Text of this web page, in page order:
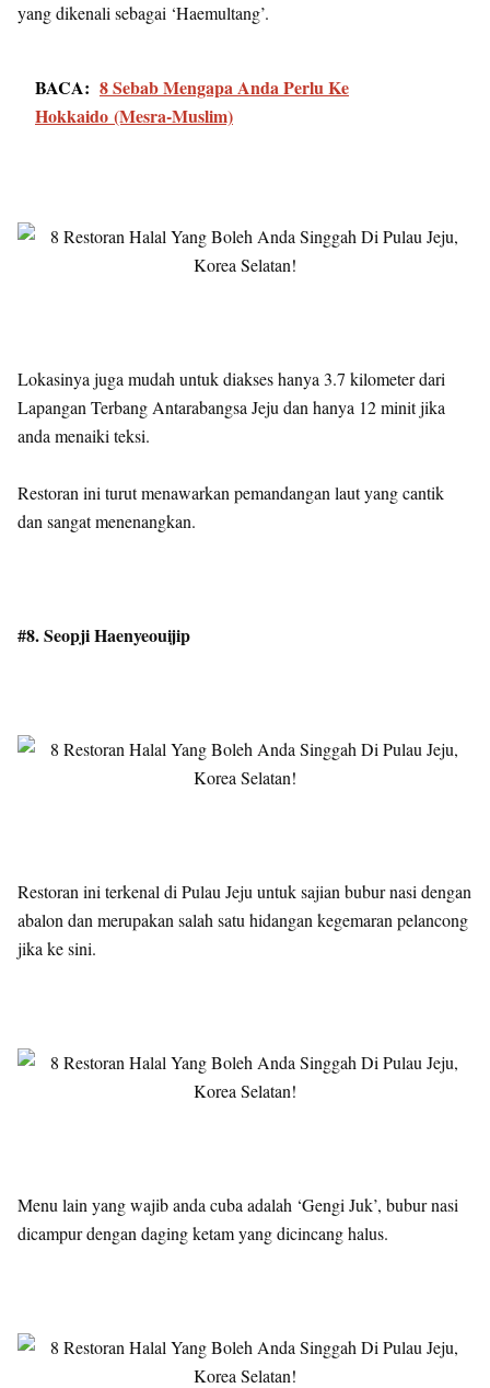
yang dikenali sebagai ‘Haemultang’.
BACA: 8 Sebab Mengapa Anda Perlu Ke
Hokkaido (Mesra-Muslim)
Lokasinya juga mudah untuk diakses hanya 3.7 kilometer dari
Lapangan Terbang Antarabangsa Jeju dan hanya 12 minit jika
anda menaiki teksi.
Restoran ini turut menawarkan pemandangan laut yang cantik
dan sangat menenangkan.
#8. Seopji Haenyeouijip
Restoran ini terkenal di Pulau Jeju untuk sajian bubur nasi dengan
abalon dan merupakan salah satu hidangan kegemaran pelancong
jika ke sini.
Menu lain yang wajib anda cuba adalah ‘Gengi Juk’, bubur nasi
dicampur dengan daging ketam yang dicincang halus.